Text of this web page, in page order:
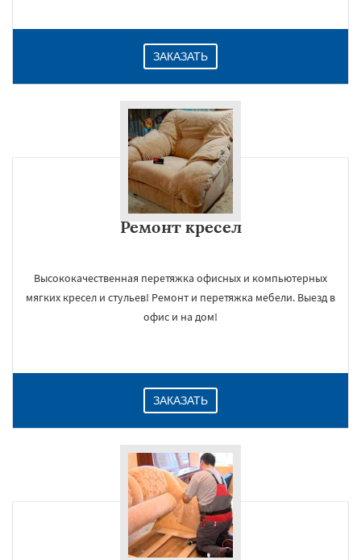
ЗАКАЗАТЬ
Ремонт кресел
Высококачественная перетяжка офисных и компьютерных
мягких кресел и стульев! Ремонт и перетяжка мебели. Выезд в
офис и на дом!
ЗАКАЗАТЬ